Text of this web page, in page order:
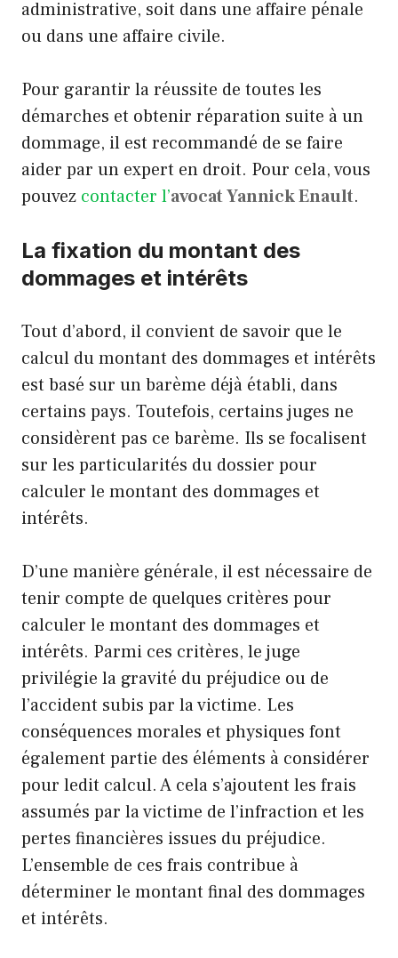
administrative, soit dans une affaire pénale
ou dans une affaire civile.
Pour garantir la réussite de toutes les
démarches et obtenir réparation suite à un
dommage, il est recommandé de se faire
aider par un expert en droit. Pour cela, vous
pouvez contacter l’avocat Yannick Enault.
La fixation du montant des
dommages et intérêts
Tout d’abord, il convient de savoir que le
calcul du montant des dommages et intérêts
est basé sur un barème déjà établi, dans
certains pays. Toutefois, certains juges ne
considèrent pas ce barème. Ils se focalisent
sur les particularités du dossier pour
calculer le montant des dommages et
intérêts.
D’une manière générale, il est nécessaire de
tenir compte de quelques critères pour
calculer le montant des dommages et
intérêts. Parmi ces critères, le juge
privilégie la gravité du préjudice ou de
l’accident subis par la victime. Les
conséquences morales et physiques font
également partie des éléments à considérer
pour ledit calcul. A cela s’ajoutent les frais
assumés par la victime de l’infraction et les
pertes financières issues du préjudice.
L’ensemble de ces frais contribue à
déterminer le montant final des dommages
et intérêts.